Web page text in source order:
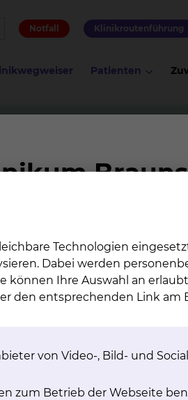
Notfall Klinikroutenführung
Patienten
Famulatur
medizinischen
Technologien
Dabei werden
können Ihre Auswahl an
den entsprechenden Link am
von Video-, Bild- und
zum Betrieb der Webseite